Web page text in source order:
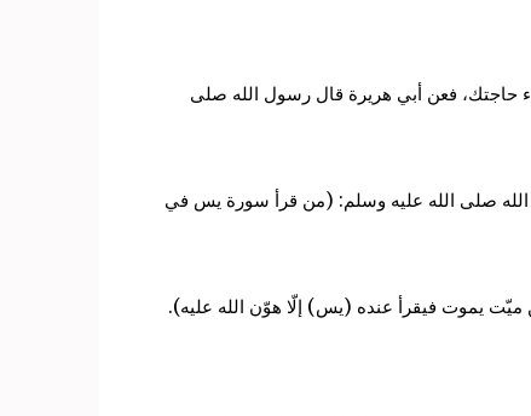
حاجتك، فعن أبي هريرة قال رسول الله صلى
صلى الله عليه وسلم: (من قرأ سورة يس في